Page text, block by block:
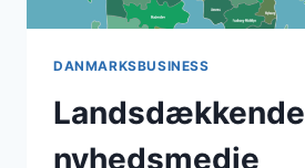
DANMARKSBUSINESS
Landsdækkende
nyhedsmedie